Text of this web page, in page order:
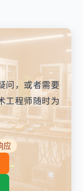
问，或者需要
工程师随时为
应